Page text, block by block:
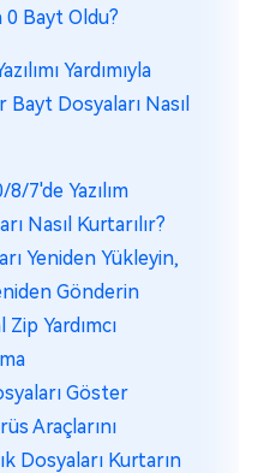
0 Bayt Oldu?
Yardımıyla
Dosyaları Nasıl
7'de Yazılım
Nasıl Kurtarılır?
Yeniden Yükleyin,
Gönderin
Yardımcı
Göster
Araçlarını
Dosyaları Kurtarın